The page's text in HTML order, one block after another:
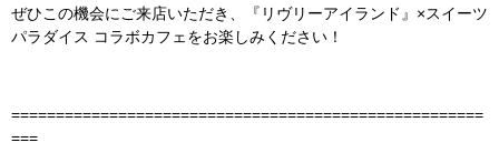
ぜひこの機会にご来店いただき、『リヴリーアイランド』×スイーツ
パラダイス コラボカフェをお楽しみください！
=====================================================
===